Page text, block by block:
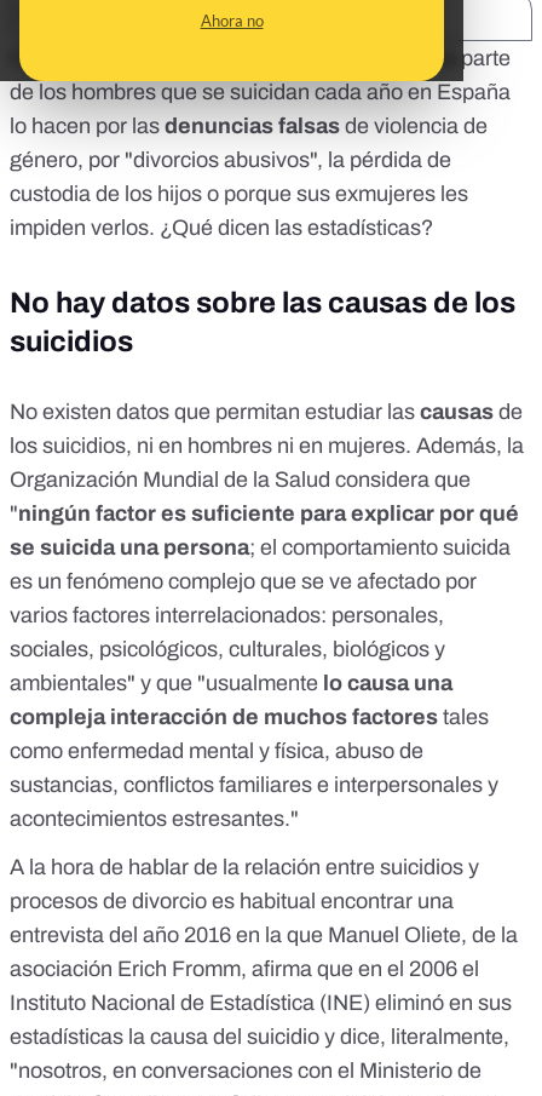
Ahora no
Cada cierto tiempo vuelve a circular que buena parte
de los hombres que se suicidan cada año en España
lo hacen por las denuncias falsas de violencia de
género, por "divorcios abusivos", la pérdida de
custodia de los hijos o porque sus exmujeres les
impiden verlos. ¿Qué dicen las estadísticas?
No hay datos sobre las causas de los
suicidios
No existen datos que permitan estudiar las causas de
los suicidios, ni en hombres ni en mujeres. Además, la
Organización Mundial de la Salud considera que
"ningún factor es suficiente para explicar por qué
se suicida una persona; el comportamiento suicida
es un fenómeno complejo que se ve afectado por
varios factores interrelacionados: personales,
sociales, psicológicos, culturales, biológicos y
ambientales" y que "usualmente lo causa una
compleja interacción de muchos factores tales
como enfermedad mental y física, abuso de
sustancias, conflictos familiares e interpersonales y
acontecimientos estresantes."
A la hora de hablar de la relación entre suicidios y
procesos de divorcio es habitual encontrar una
entrevista del año 2016 en la que Manuel Oliete, de la
asociación Erich Fromm, afirma que en el 2006 el
Instituto Nacional de Estadística (INE) eliminó en sus
estadísticas la causa del suicidio y dice, literalmente,
"nosotros, en conversaciones con el Ministerio de